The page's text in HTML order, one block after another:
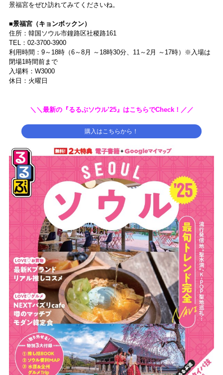
景福宮をぜひ訪れてみてくださいね。
■景福宮（キョンボックン）
住所：韓国ソウル市鐘路区社稷路161
TEL：02-3700-3900
利用時間：9～18時（6～8月 ～18時30分、11～2月 ～17時）※入場は
閉場1時間前まで
入場料：W3000
休日：火曜日
＼＼最新の『るるぶソウル’25』はこちらでCheck！／／
購入はこちらから！